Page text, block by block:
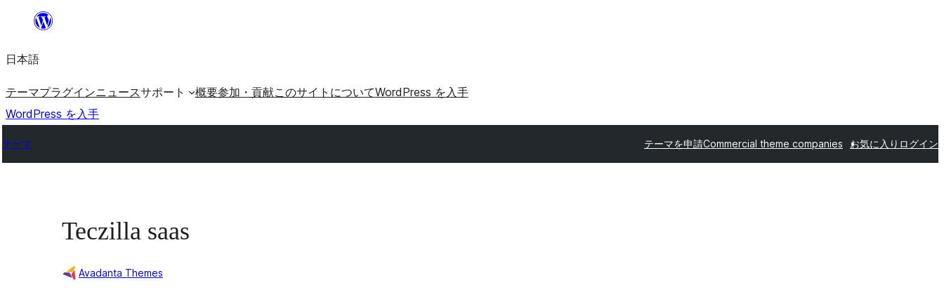
を
ッ
プ
日本語
テーマプラグインニュースサポート 概要参加・貢献このサイトについてWordPress を入手
WordPress を入手
テーマ テーマを申請Commercial theme companies お気に入り ログイン
Teczilla saas
Avadanta Themes